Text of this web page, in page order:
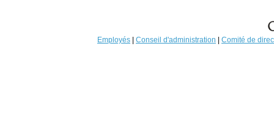
Employés Conseil d'administration Comité de